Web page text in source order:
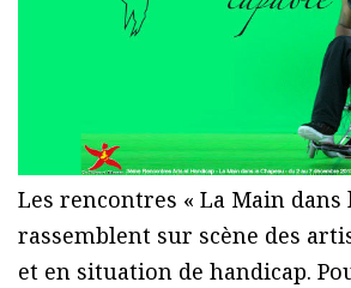
Les rencontres « La Main dans
rassemblent sur scène des
et en situation de handicap.